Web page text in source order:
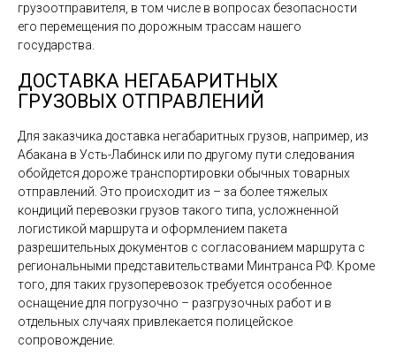
грузоотправителя, в том числе в вопросах безопасности
его перемещения по дорожным трассам нашего
государства.
ДОСТАВКА НЕГАБАРИТНЫХ
ГРУЗОВЫХ ОТПРАВЛЕНИЙ
Для заказчика доставка негабаритных грузов, например, из
Абакана в Усть-Лабинск или по другому пути следования
обойдется дороже транспортировки обычных товарных
отправлений. Это происходит из – за более тяжелых
кондиций перевозки грузов такого типа, усложненной
логистикой маршрута и оформлением пакета
разрешительных документов с согласованием маршрута с
региональными представительствами Минтранса РФ. Кроме
того, для таких грузоперевозок требуется особенное
оснащение для погрузочно – разгрузочных работ и в
отдельных случаях привлекается полицейское
сопровождение.